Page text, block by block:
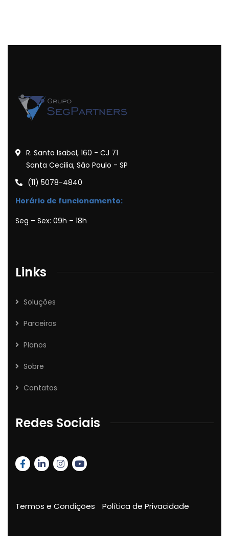
R. Santa Isabel, 160 - CJ 71
Santa Cecilia, São Paulo - SP
(11) 5078-4840
Horário de funcionamento:
Seg – Sex: 09h – 18h
Links
Soluções
Parceiros
Planos
Sobre
Contatos
Redes Sociais
Termos e Condições Política de Privacidade